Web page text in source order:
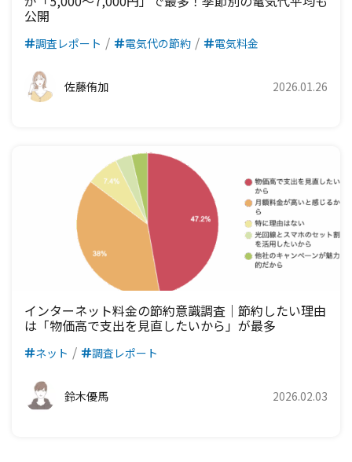
公開
調査レポート 電気代の節約 電気料金
佐藤侑加 2026.01.26
インターネット料金の節約意識調査｜節約したい理由
は「物価高で支出を見直したいから」が最多
ネット 調査レポート
鈴木優馬 2026.02.03